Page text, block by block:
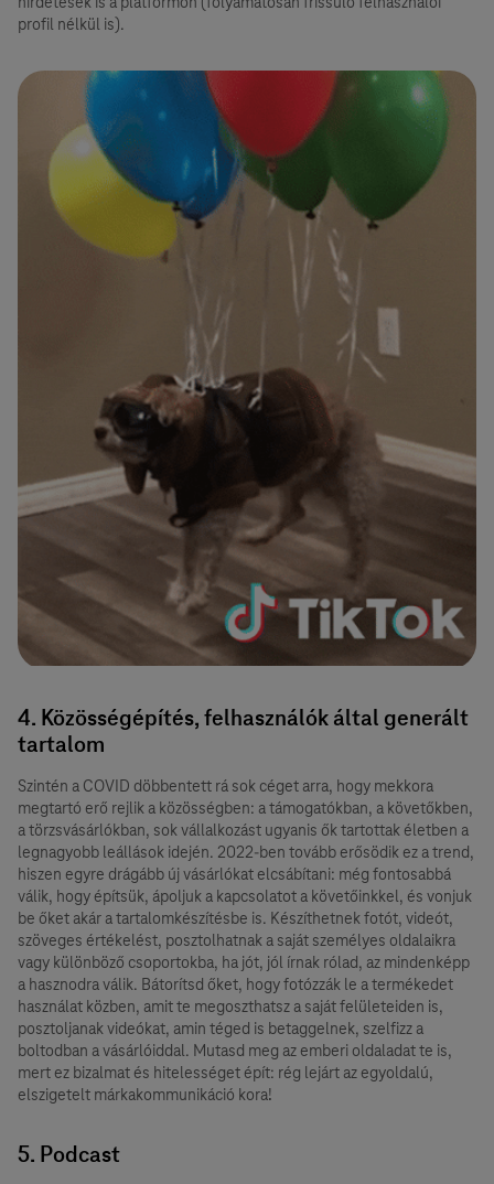
profil nélkül is).
4. Közösségépítés, felhasználók által generált
tartalom
Szintén a COVID döbbentett rá sok céget arra, hogy mekkora
megtartó erő rejlik a közösségben: a támogatókban, a követőkben,
a törzsvásárlókban, sok vállalkozást ugyanis ők tartottak életben a
legnagyobb leállások idején. 2022-ben tovább erősödik ez a trend,
hiszen egyre drágább új vásárlókat elcsábítani: még fontosabbá
válik, hogy építsük, ápoljuk a kapcsolatot a követőinkkel, és vonjuk
be őket akár a tartalomkészítésbe is. Készíthetnek fotót, videót,
szöveges értékelést, posztolhatnak a saját személyes oldalaikra
vagy különböző csoportokba, ha jót, jól írnak rólad, az mindenképp
a hasznodra válik. Bátorítsd őket, hogy fotózzák le a termékedet
használat közben, amit te megoszthatsz a saját felületeiden is,
posztoljanak videókat, amin téged is betaggelnek, szelfizz a
boltodban a vásárlóiddal. Mutasd meg az emberi oldaladat te is,
mert ez bizalmat és hitelességet épít: rég lejárt az egyoldalú,
elszigetelt márkakommunikáció kora!
5. Podcast